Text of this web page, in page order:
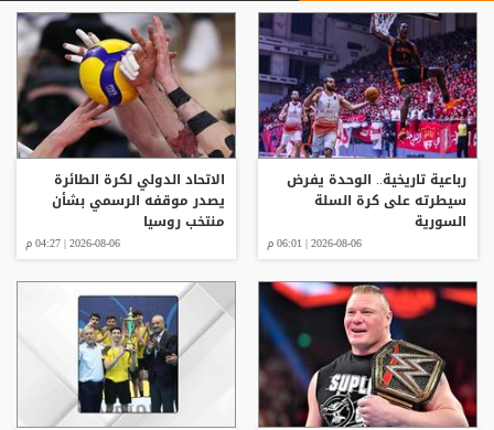
رباعية تاريخية.. الوحدة يفرض
سيطرته على كرة السلة
السورية
2026-08-06 | 06:01 م
الاتحاد الدولي لكرة الطائرة
يصدر موقفه الرسمي بشأن
منتخب روسيا
2026-08-06 | 04:27 م